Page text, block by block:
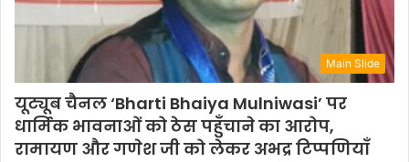
Main Slide
यूट्यूब चैनल ‘Bharti Bhaiya Mulniwasi’ पर
धार्मिक भावनाओं को ठेस पहुँचाने का आरोप,
रामायण और गणेश जी को लेकर अभद्र टिप्पणियाँ